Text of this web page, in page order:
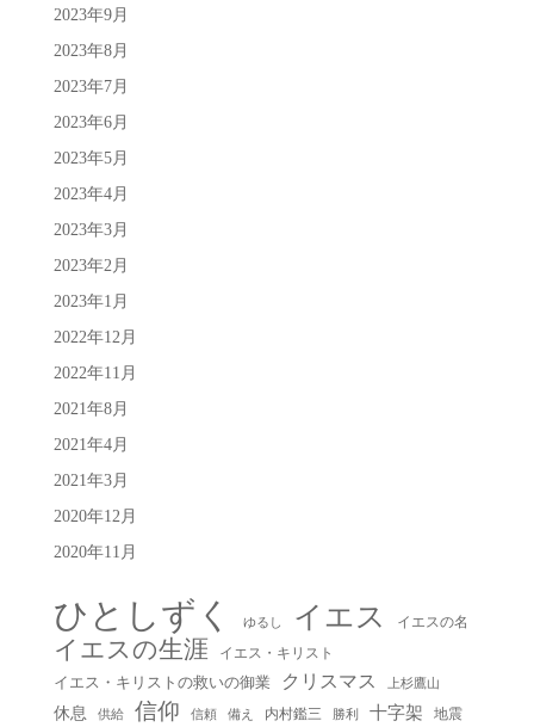
2023年9月
2023年8月
2023年7月
2023年6月
2023年5月
2023年4月
2023年3月
2023年2月
2023年1月
2022年12月
2022年11月
2021年8月
2021年4月
2021年3月
2020年12月
2020年11月
ひとしずく ゆるし イエス イエスの名
イエスの生涯
イエス・キリスト
イエス・キリストの救いの御業
クリスマス 上杉鷹山
休息 供給 信仰 信頼 備え 内村鑑三 勝利 十字架
地震